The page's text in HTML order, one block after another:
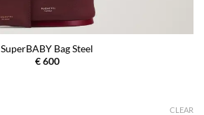
SuperBABY Bag Steel
€600
CLEAR